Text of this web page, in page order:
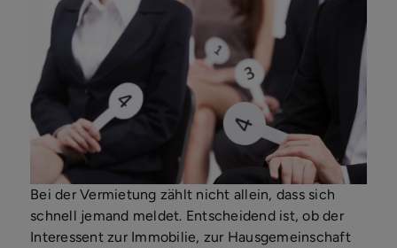
Bei der Vermietung zählt nicht allein, dass sich
schnell jemand meldet. Entscheidend ist, ob der
Interessent zur Immobilie, zur Hausgemeinschaft